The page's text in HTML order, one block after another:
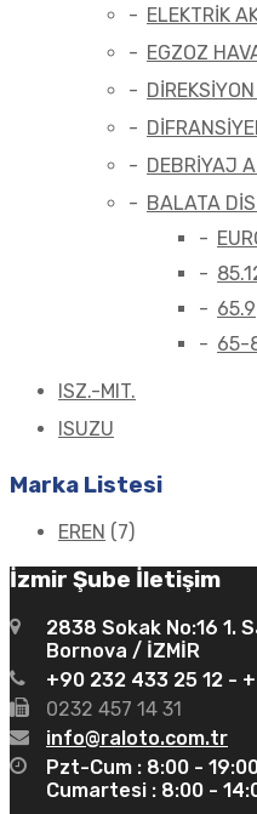
ELEKTRİK
EGZOZ
DEBRİYAJ
BALATA
65.9
65-
ISZ.-MIT.
ISUZU
Marka Listesi
EREN (7)
İzmir Şube İletişim
2838 Sokak No:16 1.
Bornova / İZMİR
+90 232 433 25 12 -
0232 457 14 31
info@raloto.com.tr
Pzt-Cum : 8:00 -
Cumartesi : 8:00 -